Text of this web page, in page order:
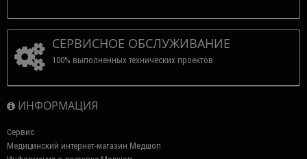
СЕРВИСНОЕ ОБСЛУЖИВАНИЕ
100% выполненных технических проектов.
ИНФОРМАЦИЯ
Сервис
Медицинский интернет-магазин Медшоп